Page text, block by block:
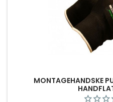
MONTAGEHANDSKE